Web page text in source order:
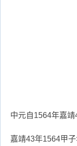
中元自1564年嘉
嘉靖43年1564甲